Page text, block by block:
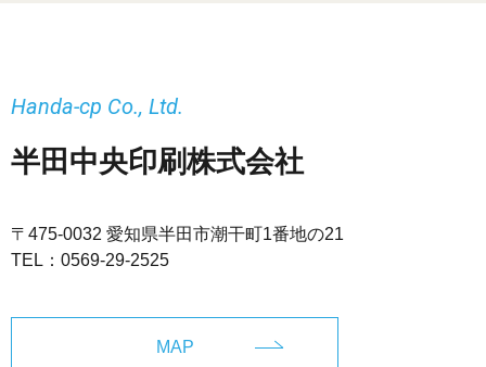
半田中央印刷株式会社
Handa-cp Co., Ltd.
〒475-0032 愛知県半田市潮干町1番地の21
TEL： 0569-29-2525
MAP